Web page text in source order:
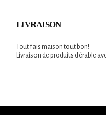
LIVRAISON
Tout fais maison tout bon!
Livraison de produits d'érable